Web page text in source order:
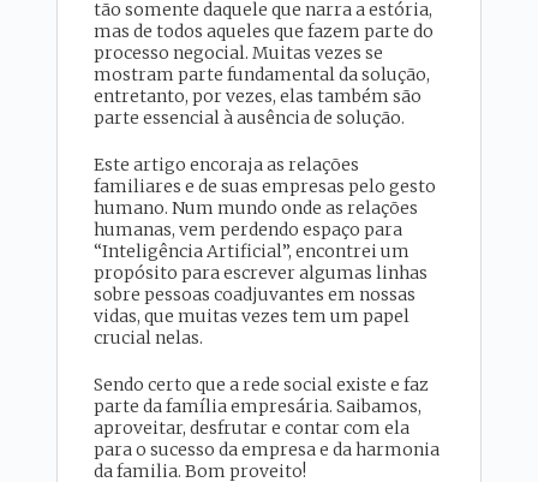
tão somente daquele que narra a estória,
mas de todos aqueles que fazem parte do
processo negocial. Muitas vezes se
mostram parte fundamental da solução,
entretanto, por vezes, elas também são
parte essencial à ausência de solução.
Este artigo encoraja as relações
familiares e de suas empresas pelo gesto
humano. Num mundo onde as relações
humanas, vem perdendo espaço para
“Inteligência Artificial”, encontrei um
propósito para escrever algumas linhas
sobre pessoas coadjuvantes em nossas
vidas, que muitas vezes tem um papel
crucial nelas.
Sendo certo que a rede social existe e faz
parte da família empresária. Saibamos,
aproveitar, desfrutar e contar com ela
para o sucesso da empresa e da harmonia
da familia. Bom proveito!